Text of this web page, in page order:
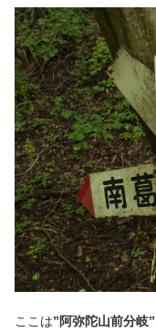
ここは”阿弥陀山前分岐”